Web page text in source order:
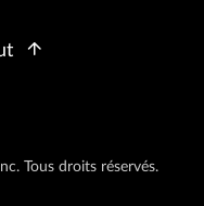
Tous droits réservés.